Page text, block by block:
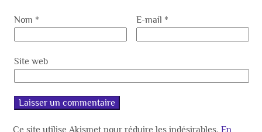
Nom * E-mail *
Site web
Ce site utilise Akismet pour réduire les indésirables.En